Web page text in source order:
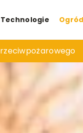
Technologie Ogród